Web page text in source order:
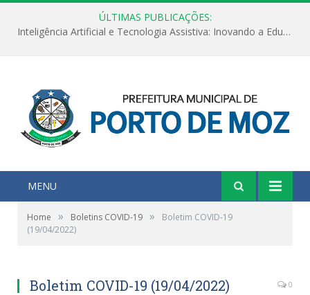
ÚLTIMAS PUBLICAÇÕES:
Inteligência Artificial e Tecnologia Assistiva: Inovando a Educação Especial e Inclusiva
MENU
Home » Boletins COVID-19 »
Boletim COVID-19
(19/04/2022)
Boletim COVID-19 (19/04/2022) 0